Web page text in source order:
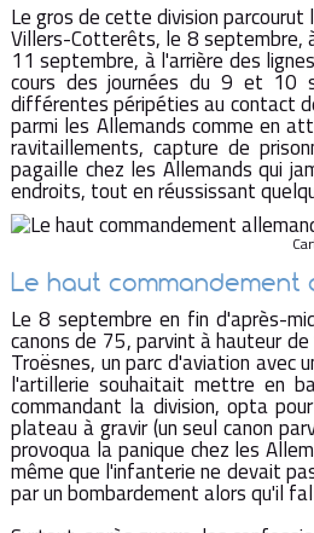
Le gros de cette division
Villers-Cotterêts, le 8 septembre,
11 septembre, à l'arrière des
cours des journées du 9 et 10
différentes péripéties au contact
parmi les Allemands comme en
ravitaillements, capture de
pagaille chez les Allemands qui
endroits, tout en réussissant
Le haut commandement
Le 8 septembre en fin d'après-
canons de 75, parvint à hauteur
Troësnes, un parc d'aviation avec
l'artillerie souhaitait mettre en
commandant la division, opta
plateau à gravir (un seul canon
provoqua la panique chez les
même que l'infanterie ne devait
par un bombardement alors qu'il